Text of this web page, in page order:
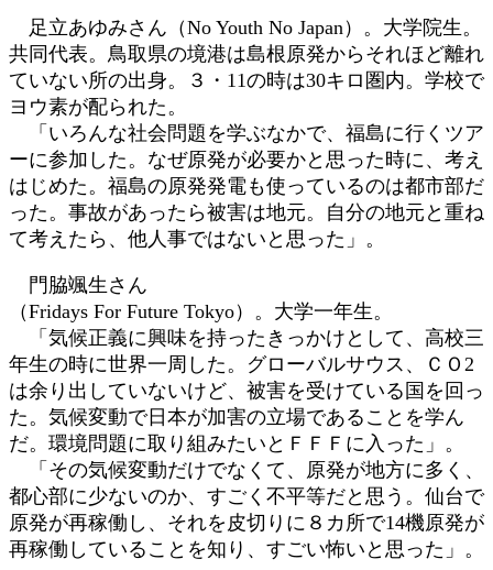
足立あゆみさん（No Youth No Japan）。大学院生。
共同代表。鳥取県の境港は島根原発からそれほど離れ
ていない所の出身。３・11の時は30キロ圏内。学校で
ヨウ素が配られた。
「いろんな社会問題を学ぶなかで、福島に行くツア
ーに参加した。なぜ原発が必要かと思った時に、考え
はじめた。福島の原発発電も使っているのは都市部だ
った。事故があったら被害は地元。自分の地元と重ね
て考えたら、他人事ではないと思った」。
門脇颯生さん
（Fridays For Future Tokyo）。大学一年生。
「気候正義に興味を持ったきっかけとして、高校三
年生の時に世界一周した。グローバルサウス、ＣＯ2
は余り出していないけど、被害を受けている国を回っ
た。気候変動で日本が加害の立場であることを学ん
だ。環境問題に取り組みたいとＦＦＦに入った」。
「その気候変動だけでなくて、原発が地方に多く、
都心部に少ないのか、すごく不平等だと思う。仙台で
原発が再稼働し、それを皮切りに８カ所で14機原発が
再稼働していることを知り、すごい怖いと思った」。